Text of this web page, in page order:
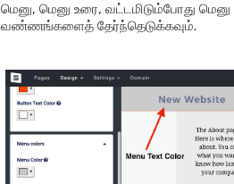
மெனு, மெனு உரை, வட்டமிடும்போது மெனு
வண்ணங்களைத் தேர்ந்தெடுக்கவும்.